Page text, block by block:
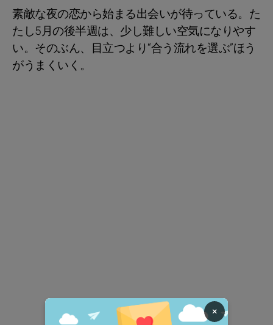
素敵な夜の恋から始まる出会いが待っている。た
たし5月の後半週は、少し難しい空気になりやす
い。そのぶん、目立つより“合う流れを選ぶ”ほう
がうまくいく。
×